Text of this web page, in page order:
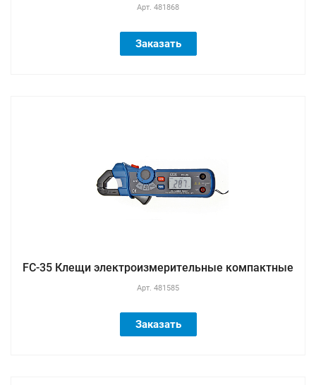
Арт. 481868
Заказать
FC-35 Клещи электроизмерительные компактные
Арт. 481585
Заказать